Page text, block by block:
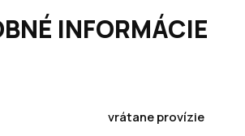
INFORMÁCIE
vrátane provízie